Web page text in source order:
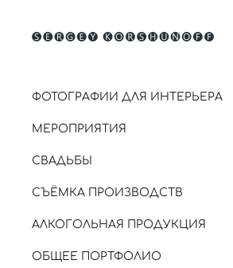
ФОТОГРАФИИ ДЛЯ ИНТЕРЬЕРА
МЕРОПРИЯТИЯ
СВАДЬБЫ
СЪЁМКА ПРОИЗВОДСТВ
АЛКОГОЛЬНАЯ ПРОДУКЦИЯ
ОБЩЕЕ ПОРТФОЛИО